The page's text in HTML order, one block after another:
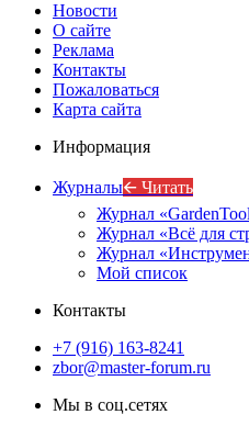
Новости
О сайте
Реклама
Контакты
Пожаловаться
Карта сайта
Информация
Журналы🡨 Читать
Журнал
Журнал «Всё для
Журнал
Мой список
Контакты
+7 (916) 163-8241
zbor@master-forum.ru
Мы в соц.сетях